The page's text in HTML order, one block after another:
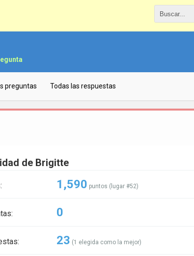
preguntas Todas las respuestas
de Brigitte
1,590 puntos (lugar #52)
0
23 (1 elegida como la mejor)